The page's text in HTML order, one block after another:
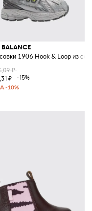
BALANCE
1906 Hook & Loop из
₽
₽
-15%